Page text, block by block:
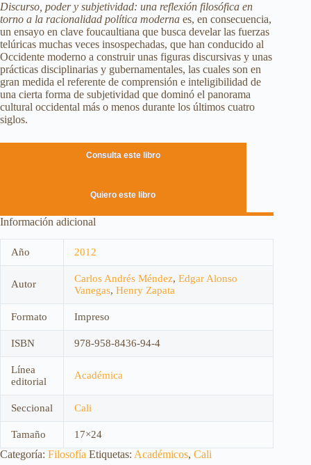
Discurso, poder y subjetividad: una reflexión filosófica en
torno a la racionalidad política moderna es, en consecuencia,
un ensayo en clave foucaultiana que busca develar las fuerzas
telúricas muchas veces insospechadas, que han conducido al
Occidente moderno a construir unas figuras discursivas y unas
prácticas disciplinarias y gubernamentales, las cuales son en
gran medida el referente de comprensión e inteligibilidad de
una cierta forma de subjetividad que dominó el panorama
cultural occidental más o menos durante los últimos cuatro
siglos.
Consulta este libro
Quiero este libro
Información adicional
Año 2012
Autor Carlos Andrés Méndez, Edgar Alonso
Vanegas, Henry Zapata
Formato Impreso
ISBN 978-958-8436-94-4
Línea
editorial
Académica
Seccional Cali
Tamaño 17×24
Categoría: Filosofía Etiquetas: Académicos, Cali